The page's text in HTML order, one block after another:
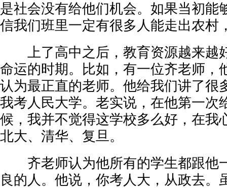
是社会没有给他们机会。如果当初能
信我们班里一定有很多人能走出农村
上了高中之后，教育资源越来越
命运的时期。比如，有一位齐老师，
认为最正直的老师。他给我们讲了很
我考人民大学。老实说，在他第一次
候，我并不觉得这学校多么好，在我
北大、清华、复旦。
齐老师认为他所有的学生都跟他
良的人。他说，你考人大，从政去。